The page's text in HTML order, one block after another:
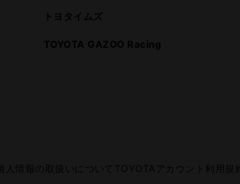
トヨタイムズ
TOYOTA GAZOO Racing
個人情報の取扱いについて TOYOTAアカウント利用規約